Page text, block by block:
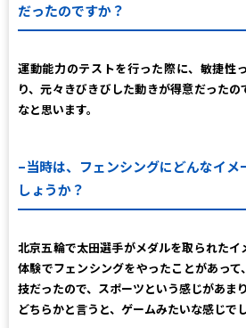
だったのですか？
運動能力のテストを行った際に、敏捷性
り、元々きびきびした動きが得意だった
なと思います。
–当時は、フェンシングにどんなイ
しょうか？
北京五輪で太田選手がメダルを取られた
体験でフェンシングをやったことがあっ
技だったので、スポーツという感じがあま
どちらかと言うと、ゲームみたいな感じでし